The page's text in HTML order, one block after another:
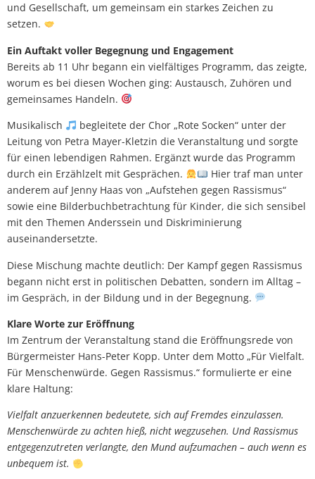
und Gesellschaft, um gemeinsam ein starkes Zeichen zu
setzen.
Ein Auftakt voller Begegnung und Engagement
Bereits ab 11 Uhr begann ein vielfältiges Programm, das zeigte,
worum es bei diesen Wochen ging: Austausch, Zuhören und
gemeinsames Handeln.
Musikalisch
begleitete der Chor „Rote Socken“ unter der
Leitung von Petra Mayer-Kletzin die Veranstaltung und sorgte
für einen lebendigen Rahmen. Ergänzt wurde das Programm
durch ein Erzählzelt mit Gesprächen.
Hier traf man unter
anderem auf Jenny Haas von „Aufstehen gegen Rassismus“
sowie eine Bilderbuchbetrachtung für Kinder, die sich sensibel
mit den Themen Anderssein und Diskriminierung
auseinandersetzte.
Diese Mischung machte deutlich: Der Kampf gegen Rassismus
begann nicht erst in politischen Debatten, sondern im Alltag –
im Gespräch, in der Bildung und in der Begegnung.
Klare Worte zur Eröffnung
Im Zentrum der Veranstaltung stand die Eröffnungsrede von
Bürgermeister Hans-Peter Kopp. Unter dem Motto „Für Vielfalt.
Für Menschenwürde. Gegen Rassismus.“ formulierte er eine
klare Haltung:
Vielfalt anzuerkennen bedeutete, sich auf Fremdes einzulassen.
Menschenwürde zu achten hieß, nicht wegzusehen. Und Rassismus
entgegenzutreten verlangte, den Mund aufzumachen – auch wenn es
unbequem ist.